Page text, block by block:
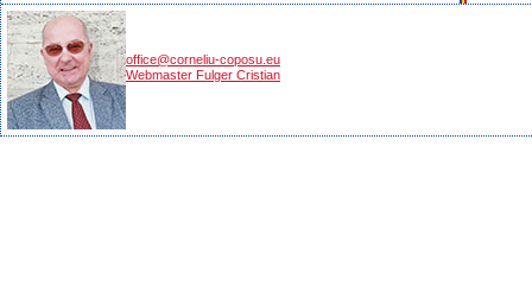
office@corneliu-coposu.eu
Webmaster Fulger Cristian